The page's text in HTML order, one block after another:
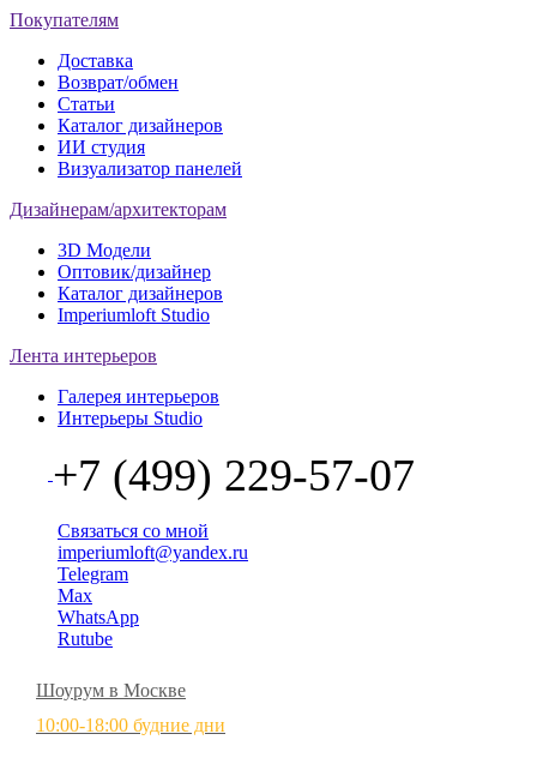
Покупателям
Доставка
Возврат/обмен
Статьи
Каталог дизайнеров
ИИ студия
Визуализатор панелей
Дизайнерам/архитекторам
3D Модели
Оптовик/дизайнер
Каталог дизайнеров
Imperiumloft Studio
Лента интерьеров
Галерея интерьеров
Интерьеры Studio
+7 (499) 229-57-07
Связаться со мной
imperiumloft@yandex.ru
Telegram
Max
WhatsApp
Rutube
Шоурум в Москве
10:00-18:00 будние дни